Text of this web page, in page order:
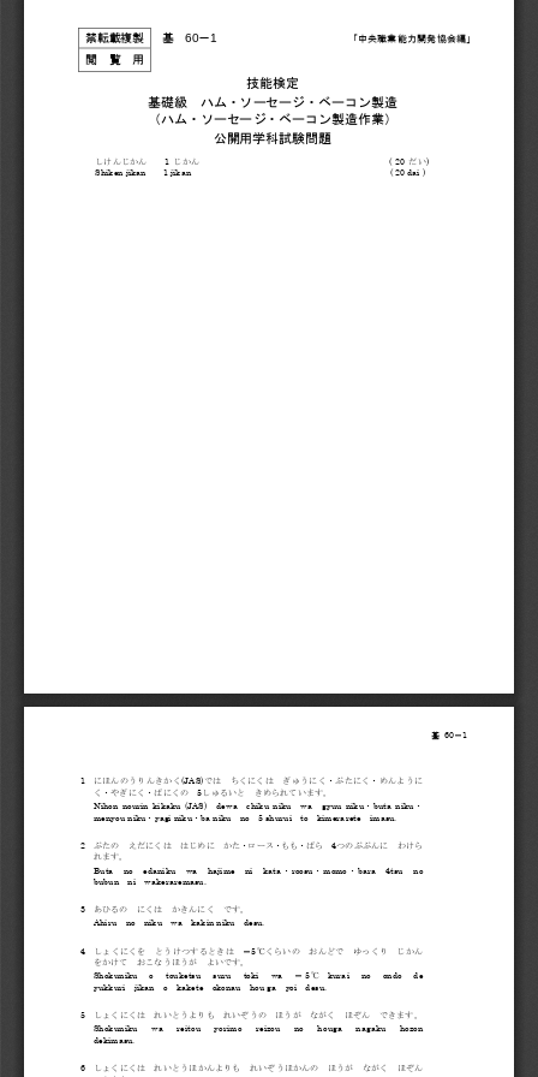
禁転載複製 基 60－1 「中央職業能力開発協会編」
閲覧用
技能検定
基礎級
ハム・ソーセージ・ベーコン製造
（ハム・ソーセージ・ベーコン製造作業）
公開用学科試験問題
しけんじかん 1 じかん ( 20 だい)
Shiken jikan
1 jikan ( 20 dai )
基 60－1
1 にほんのうりんきかく (JAS) では ちくにくは
ぎゅうにく・ぶたにく・めんように
く・やぎにく・ばにくの
5 しゅるいと きめられています。
Nihon  nourin  kikaku  (JAS) dewa chiku  niku wa gyuu  niku ・ buta  niku ・
menyou niku ・ yagi niku ・ ba niku 5 shurui to kimerarete imasu.
2 ぶたの えだにくは はじめに かた・ロース・もも・ばら 4つのぶぶんに
わけら
れます。
Buta edaniku hajime ni kata ・ ・ ・ bara 4tsu
bubun
ni wakeraremasu.
3 あひるの にくは かきんにく です。
Ahiru no niku wa kakin niku desu.
4 しょくにくを とうけつするときは －5°Cくらいの おんどで ゆっくり
じかん
をかけて
おこなうほうが よいです。
Shokuniku o touketsu suru toki wa － 5°C
  kurai
no ondo
de
yukkuri
jikan o kakete okonau hou ga yoi desu.
5 しょくにくは れいとうよりも れいぞうの ほうが ながく ほぞん できます。
Shokuniku wa reitou yorimo reizou no houga nagaku
hozon
dekimasu.
6 しょくにくは れいとうほかんよりも れいぞうほかんの ほうが ながく
ほぞん